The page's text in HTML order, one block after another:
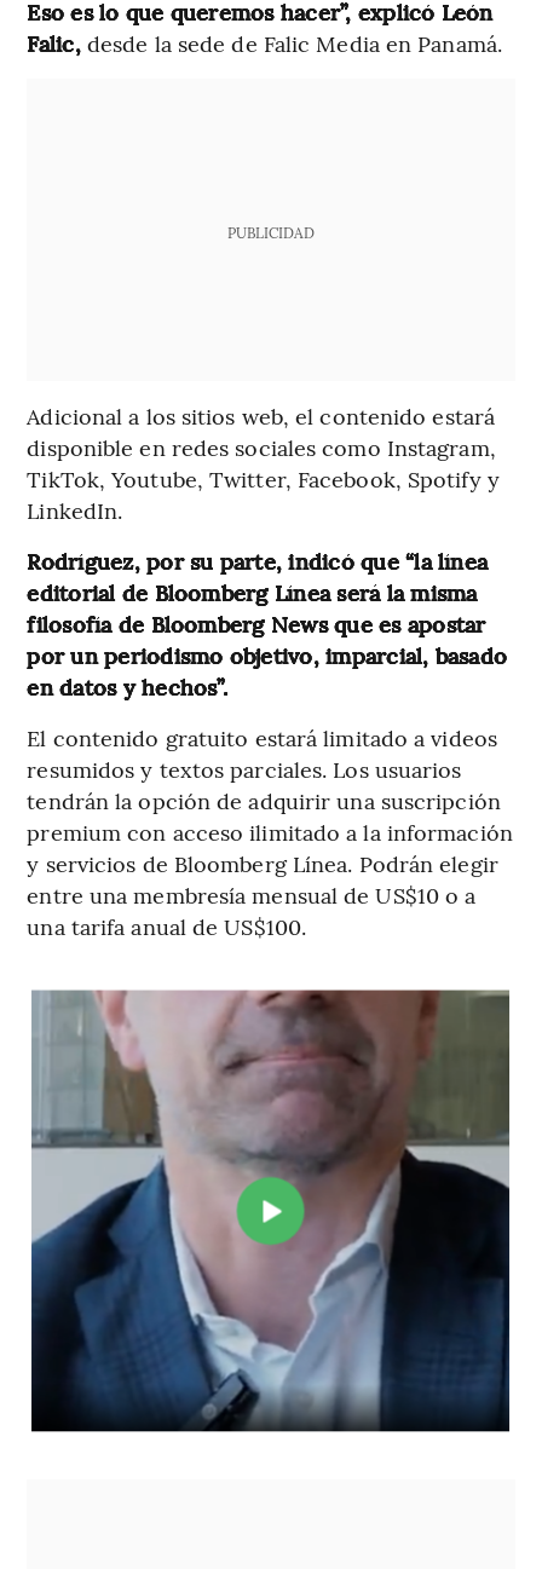
Eso es lo que queremos hacer”, explicó León
Falic,desde la sede de Falic Media en Panamá.
PUBLICIDAD
Adicional a los sitios web, el contenido estará
disponible en redes sociales como Instagram,
TikTok, Youtube, Twitter, Facebook, Spotify y
LinkedIn.
Rodríguez, por su parte, indicó que “la línea
editorial de Bloomberg Línea será la misma
filosofía de Bloomberg News que es apostar
por un periodismo objetivo, imparcial, basado
en datos y hechos”.
El contenido gratuito estará limitado a videos
resumidos y textos parciales. Los usuarios
tendrán la opción de adquirir una suscripción
premium con acceso ilimitado a la información
y servicios de Bloomberg Línea. Podrán elegir
entre una membresía mensual de US$10 o a
una tarifa anual de US$100.